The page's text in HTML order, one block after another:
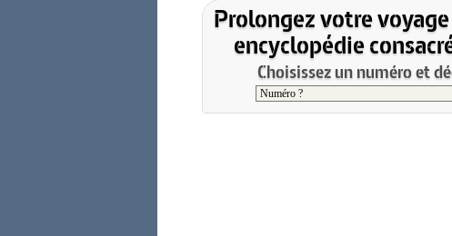
Prolongez votre
encyclopédie
Choisissez un numéro et